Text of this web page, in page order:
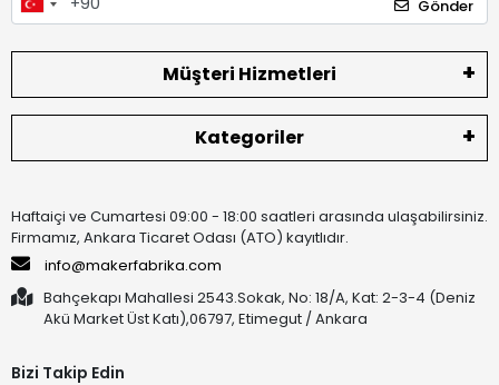
Gönder
Müşteri Hizmetleri
Kategoriler
Haftaiçi ve Cumartesi 09:00 - 18:00 saatleri arasında ulaşabilirsiniz.
Firmamız, Ankara Ticaret Odası (ATO) kayıtlıdır.
info@makerfabrika.com
Bahçekapı Mahallesi 2543.Sokak, No: 18/A, Kat: 2-3-4 (Deniz
Akü Market Üst Katı),06797, Etimegut / Ankara
Bizi Takip Edin